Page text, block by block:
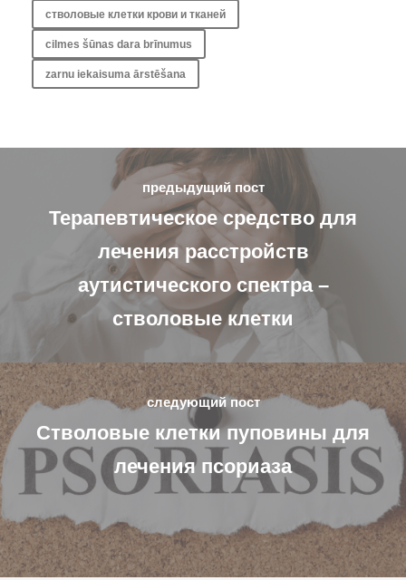
стволовые клетки крови и тканей
cilmes šūnas dara brīnumus
zarnu iekaisuma ārstēšana
предыдущий пост
Терапевтическое средство для
лечения расстройств
аутистического спектра –
стволовые клетки
следующий пост
Стволовые клетки пуповины для
лечения псориаза